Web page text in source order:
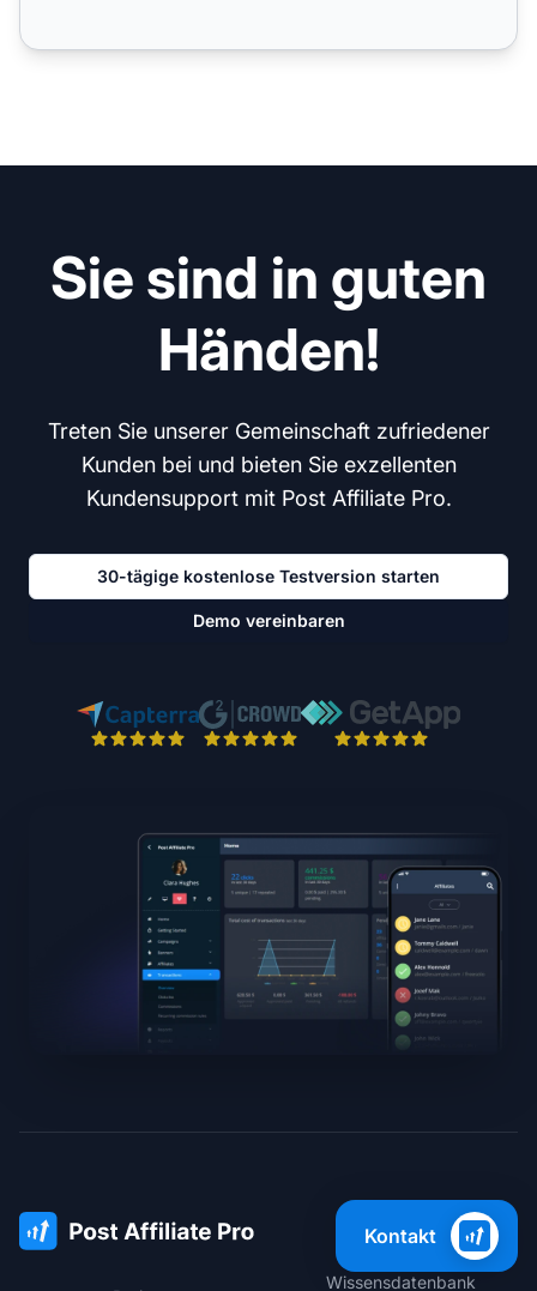
Sie sind in guten
Händen!
Treten Sie unserer Gemeinschaft zufriedener
Kunden bei und bieten Sie exzellenten
Kundensupport mit Post Affiliate Pro.
30-tägige kostenlose Testversion starten
Demo vereinbaren
Wissensdatenbank
Kontakt